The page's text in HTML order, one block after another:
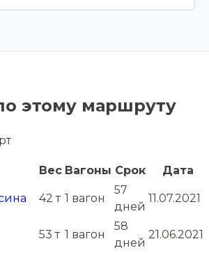
этому маршруту
Вес Вагоны Срок Дата
42 т 1 вагон
57
дней
11.07.2021
53 т 1 вагон
58
дней
21.06.2021